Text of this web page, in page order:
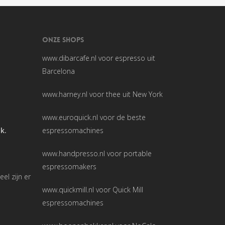
zijn er
ONZE SHOPS
www.dibarcafe.nl voor espresso uit
Barcelona
www.harney.nl voor thee uit New York
www.euroquick.nl voor de beste
espressomachines
www.handpresso.nl voor portable
espressomakers
www.quickmill.nl voor Quick Mill
espressomachines